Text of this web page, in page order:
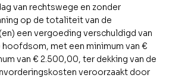
van rechtswege en zonder
op de totaliteit van de
een vergoeding verschuldigd van
met een minimum van €
van € 2.500,00, ter dekking van de
veroorzaakt door